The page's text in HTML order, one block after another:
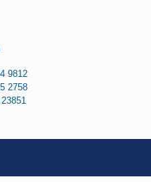
9812
2758